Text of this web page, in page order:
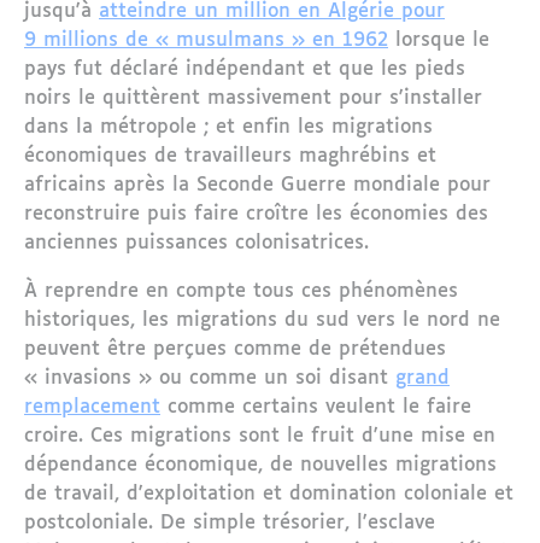
jusqu'à atteindre un million en Algérie pour
9 millions de « musulmans » en 1962 lorsque le
pays fut déclaré indépendant et que les pieds
noirs le quittèrent massivement pour s'installer
dans la métropole ; et enfin les migrations
économiques de travailleurs maghrébins et
africains après la Seconde Guerre mondiale pour
reconstruire puis faire croître les économies des
anciennes puissances colonisatrices.
À reprendre en compte tous ces phénomènes
historiques, les migrations du sud vers le nord ne
peuvent être perçues comme de prétendues
« invasions » ou comme un soi disant grand
remplacement comme certains veulent le faire
croire. Ces migrations sont le fruit d'une mise en
dépendance économique, de nouvelles migrations
de travail, d'exploitation et domination coloniale et
postcoloniale. De simple trésorier, l'esclave